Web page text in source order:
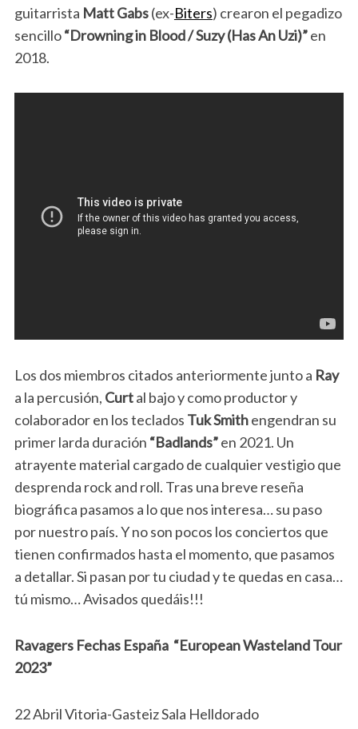
guitarrista Matt Gabs(ex-Biters) crearon el pegadizo
sencillo“Drowning in Blood / Suzy (Has An Uzi)”en
2018.
Los dos miembros citados anteriormente junto a Ray
a la percusión, Curtal bajo y como productor y
colaborador en los teclados Tuk Smithengendran su
primer larda duración “Badlands”en 2021. Un
atrayente material cargado de cualquier vestigio que
desprenda rock and roll. Tras una breve reseña
biográfica pasamos a lo que nos interesa… su paso
por nuestro país. Y no son pocos los conciertos que
tienen confirmados hasta el momento, que pasamos
a detallar. Si pasan por tu ciudad y te quedas en casa…
tú mismo… Avisados quedáis!!!
Ravagers Fechas España “European Wasteland Tour
2023”
22 Abril Vitoria-Gasteiz Sala Helldorado